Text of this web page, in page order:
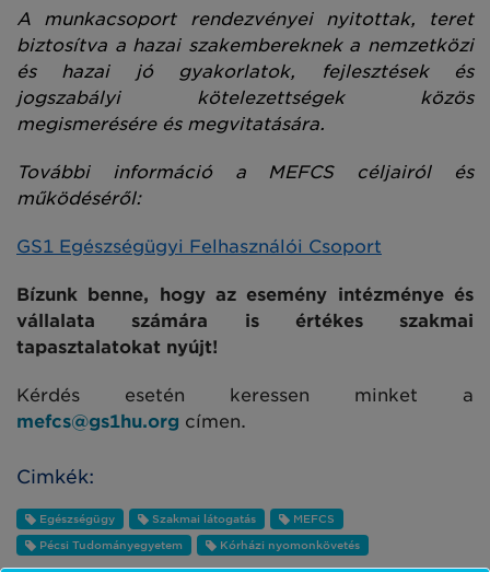
A munkacsoport rendezvényei nyitottak, teret
biztosítva a hazai szakembereknek a nemzetközi
és hazai jó gyakorlatok, fejlesztések és
jogszabályi kötelezettségek közös
megismerésére és megvitatására.
További információ a MEFCS céljairól és
működéséről:
GS1 Egészségügyi Felhasználói Csoport
Bízunk benne, hogy az esemény intézménye és
vállalata számára is értékes szakmai
tapasztalatokat nyújt!
Kérdés esetén keressen minket a
mefcs@gs1hu.org címen.
Cimkék:
Egészségügy Szakmai látogatás
MEFCS
Pécsi Tudományegyetem
Kórházi nyomonkövetés